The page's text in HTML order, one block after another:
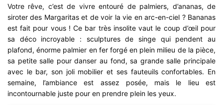
Votre rêve, c’est de vivre entouré de palmiers, d’ananas, de
siroter des Margaritas et de voir la vie en arc-en-ciel ? Bananas
est fait pour vous ! Ce bar très insolite vaut le coup d’œil pour
sa déco incroyable : sculptures de singe qui pendent au
plafond, énorme palmier en fer forgé en plein milieu de la pièce,
sa petite salle pour danser au fond, sa grande salle principale
avec le bar, son joli mobilier et ses fauteuils confortables. En
semaine, l’ambiance est assez posée, mais le lieu est
incontournable juste pour en prendre plein les yeux.